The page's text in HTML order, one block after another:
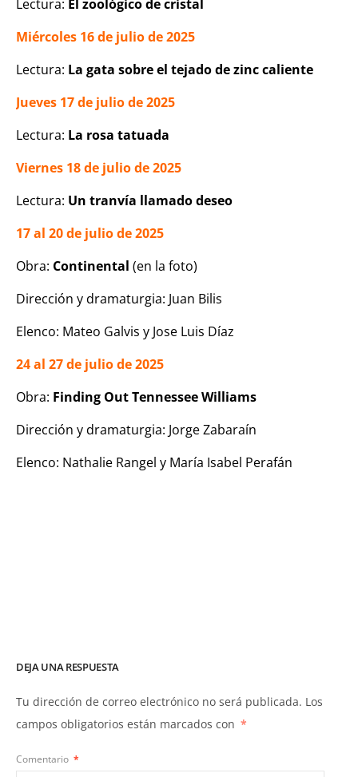
Lectura: El zoológico de cristal
Miércoles 16 de julio de 2025
Lectura: La gata sobre el tejado de zinc caliente
Jueves 17 de julio de 2025
Lectura: La rosa tatuada
Viernes 18 de julio de 2025
Lectura: Un tranvía llamado deseo
17 al 20 de julio de 2025
Obra: Continental (en la foto)
Dirección y dramaturgia: Juan Bilis
Elenco: Mateo Galvis y Jose Luis Díaz
24 al 27 de julio de 2025
Obra: Finding Out Tennessee Williams
Dirección y dramaturgia: Jorge Zabaraín
Elenco: Nathalie Rangel y María Isabel Perafán
DEJA UNA RESPUESTA
Tu dirección de correo electrónico no será publicada. Los
campos obligatorios están marcados con *
Comentario *